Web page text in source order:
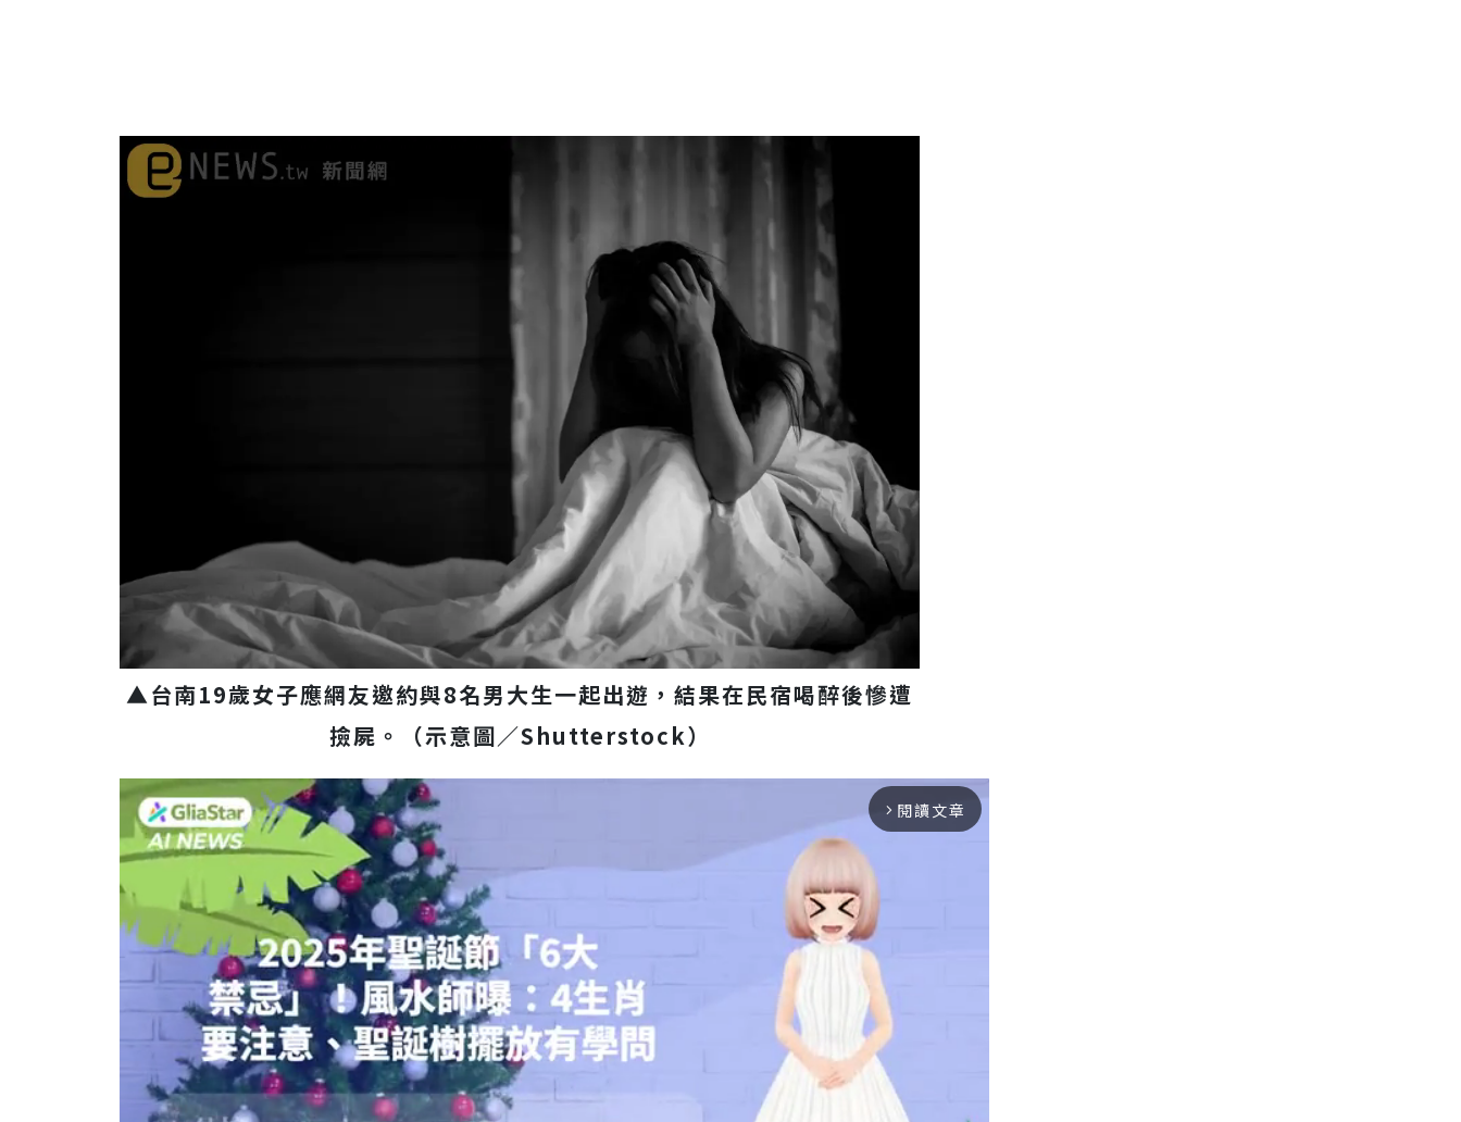
▲台南19歲女子應網友邀約與8名男大生一起出遊，結果在民宿喝醉後慘遭
撿屍。（示意圖／Shutterstock）
arrow_forward_ios 閱讀文章